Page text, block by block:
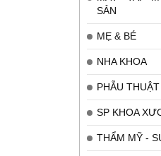
SẢN
MẸ & BÉ
NHA KHOA
PHẪU THUẬT
SP KHOA
THẨM MỸ -